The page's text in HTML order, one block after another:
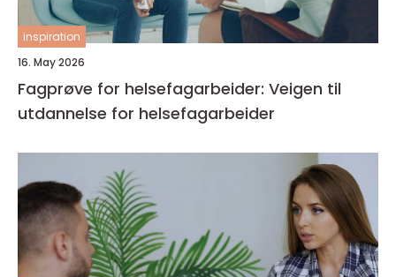
inspiration
16. May 2026
Fagprøve for helsefagarbeider: Veigen til
utdannelse for helsefagarbeider